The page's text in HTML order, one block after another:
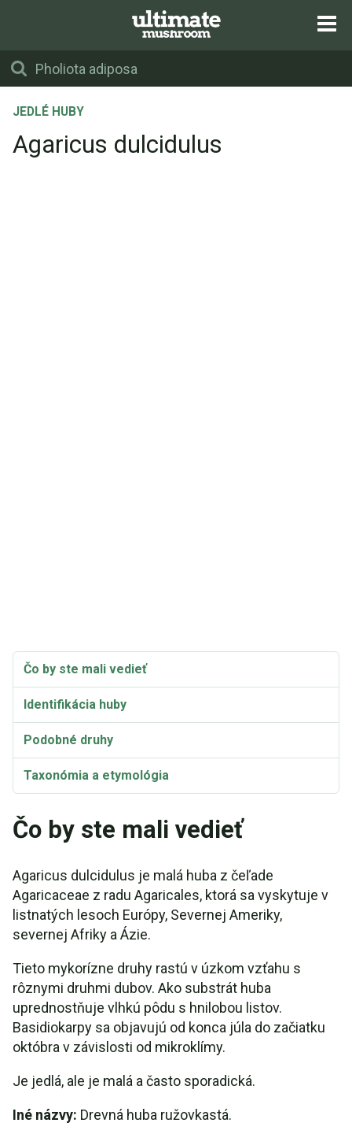
JEDLÉ HUBY
Agaricus dulcidulus
Čo by ste mali vedieť
Identifikácia huby
Podobné druhy
Taxonómia a etymológia
Čo by ste mali vedieť
Agaricus dulcidulus je malá huba z čeľade
Agaricaceae z radu Agaricales, ktorá sa vyskytuje v
listnatých lesoch Európy, Severnej Ameriky,
severnej Afriky a Ázie.
Tieto mykorízne druhy rastú v úzkom vzťahu s
rôznymi druhmi dubov. Ako substrát huba
uprednostňuje vlhkú pôdu s hnilobou listov.
Basidiokarpy sa objavujú od konca júla do začiatku
októbra v závislosti od mikroklímy.
Je jedlá, ale je malá a často sporadická.
Iné názvy: Drevná huba ružovkastá.